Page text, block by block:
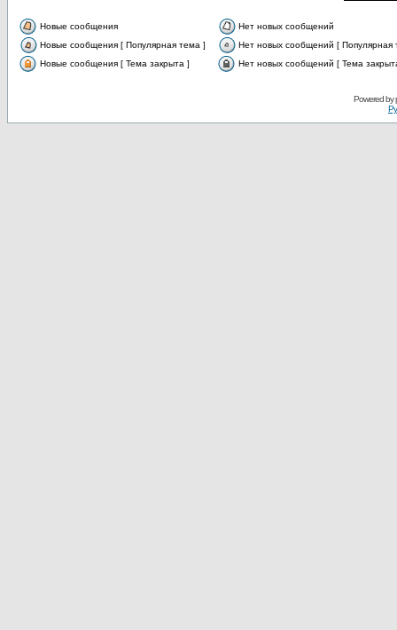
Новые сообщения
Нет новых сообщений
Новые сообщения [ Популярная тема ]
Нет новых сообщений [ Популярная
Новые сообщения [ Тема закрыта ]
Нет новых сообщений [ Тема
Powered by